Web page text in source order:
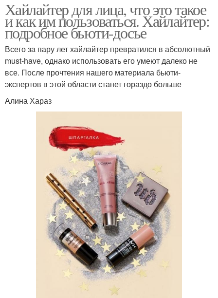
Хайлайтер для лица, что это такое
и как им пользоваться. Хайлайтер:
подробное бьюти-досье
Всего за пару лет хайлайтер превратился в абсолютный
must-have, однако использовать его умеют далеко не
все. После прочтения нашего материала бьюти-
экспертов в этой области станет гораздо больше
Алина Хараз